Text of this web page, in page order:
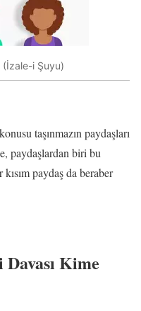
(İzale-i Şuyu)
taşınmazın paydaşları
paydaşlardan biri bu
paydaş da beraber
Kime